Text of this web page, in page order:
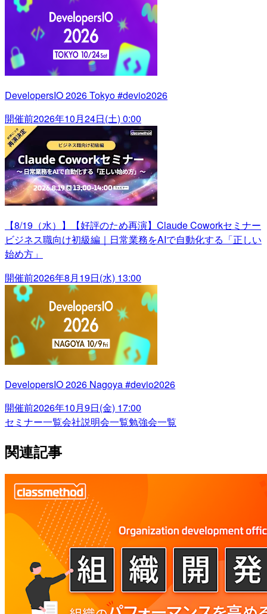
DevelopersIO 2026 Tokyo #devio2026
開催前2026年10月24日(土) 0:00
【8/19（水）】【好評のため再演】Claude Coworkセミナー
ビジネス職向け初級編｜日常業務をAIで自動化する「正しい
始め方」
開催前2026年8月19日(水) 13:00
DevelopersIO 2026 Nagoya #devio2026
開催前2026年10月9日(金) 17:00
セミナー一覧会社説明会一覧勉強会一覧
関連記事